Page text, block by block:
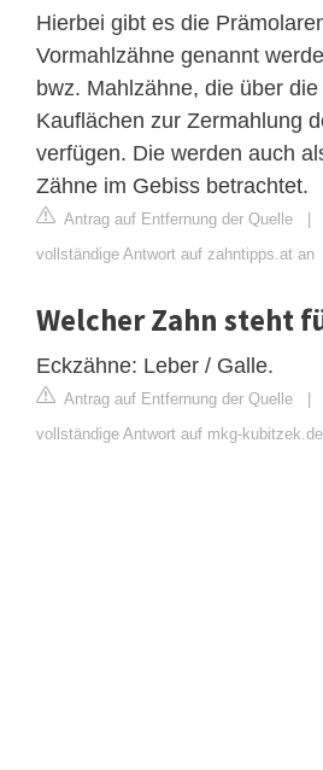
Hierbei gibt es die
Vormahlzähne genannt
bwz. Mahlzähne, die über
Kauflächen zur Zermahlung
verfügen. Die werden auch
Zähne im Gebiss betrachtet.
Antrag auf Entfernung der Quelle |
vollständige Antwort auf zahntipps.at an
Welcher Zahn steht
Eckzähne: Leber / Galle.
Antrag auf Entfernung der Quelle |
vollständige Antwort auf mkg-